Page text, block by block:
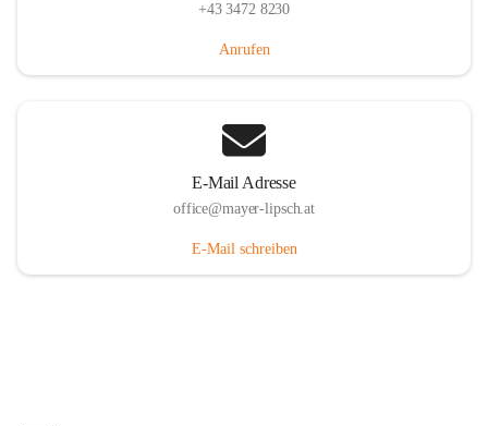
+43 3472 8230
Anrufen
E-Mail Adresse
office@mayer-lipsch.at
E-Mail schreiben